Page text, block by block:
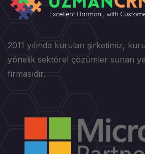
2011 yılında kurulan şirketimiz,
yönelik sektörel çözümler sunan
firmasıdır.